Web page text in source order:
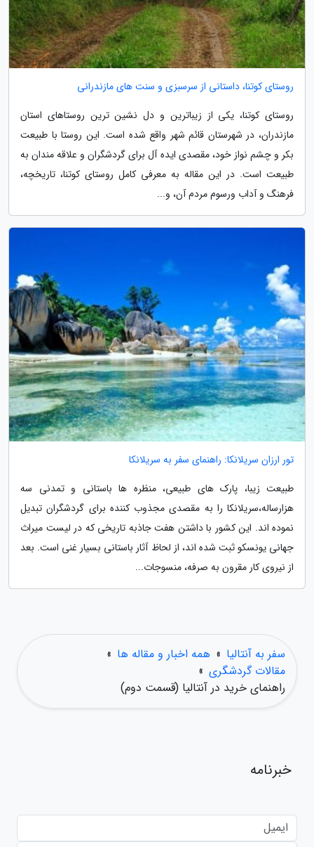
روستای کوتنا، داستانی از سرسبزی و سنت های مازندرانی
روستای کوتنا، یکی از زیباترین و دل نشین ترین روستاهای استان
مازندران، در شهرستان قائم شهر واقع شده است. این روستا با طبیعت
بکر و چشم نواز خود، مقصدی ایده آل برای گردشگران و علاقه مندان به
طبیعت است. در این مقاله به معرفی کامل روستای کوتنا، تاریخچه،
فرهنگ و آداب ورسوم مردم آن، و...
تور ارزان سریلانکا: راهنمای سفر به سریلانکا
طبیعت زیبا، پارک های طبیعی، منظره ها باستانی و تمدنی سه
هزارساله،سریلانکا را به مقصدی مجذوب کننده برای گردشگران تبدیل
نموده اند. این کشور با داشتن هفت جاذبه تاریخی که در لیست میراث
جهانی یونسکو ثبت شده اند، از لحاظ آثار باستانی بسیار غنی است. بعد
از نیروی کار مقرون به صرفه، منسوجات...
سفر به آنتالیا » همه اخبار و مقاله ها »
مقالات گردشگری »
راهنمای خرید در آنتالیا (قسمت دوم)
خبرنامه